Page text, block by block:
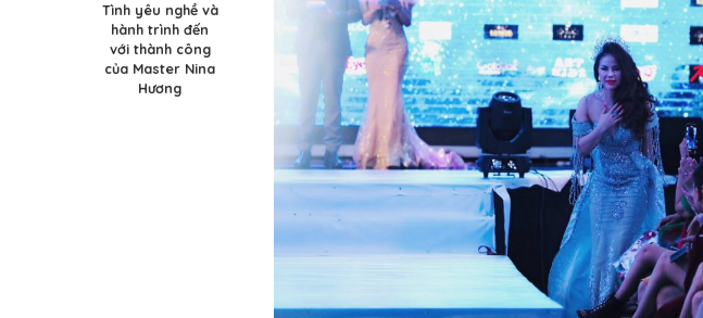
Tình yêu nghề và
hành trình đến
với thành công
của Master Nina
Hương